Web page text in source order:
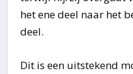
het ene deel naar het
deel.
Dit is een uitstekend